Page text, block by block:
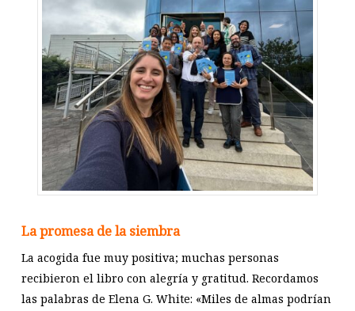
La promesa de la siembra
La acogida fue muy positiva; muchas personas
recibieron el libro con alegría y gratitud. Recordamos
las palabras de Elena G. White: «Miles de almas podrían